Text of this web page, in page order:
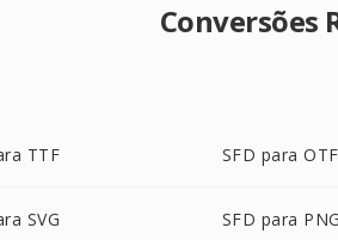
Conversões
TTF SFD para OTF
SVG SFD para PNG